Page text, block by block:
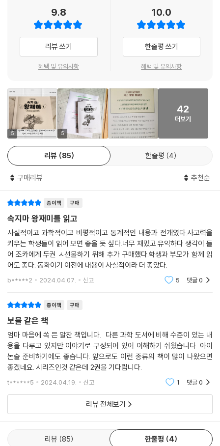
과학 문해력 동화 『속지 마! 왕재미』는 지구 온난화, 코로나19 바이러스,
챗GPT 등 오늘날 우리 사회에서 가장 첨예하면서도 미래에도 여전히 중
요할 이슈를 어린이 스스로 이해하고 판단할 수 있도록 비판적 사고력과
과학적 탐구력을 키워 주는 시리즈다. 독자들은 ‘물고기를 잡아 주었던’ 기
존의 어린이 교양서에서 한 차원 발전하여 ‘물고기를 잡는 법을 알려주는’
넘쳐 나는 정보의 홍수, 쏟아지는 가짜 뉴스의 시대
우리에게 필요한 건 비판적 사고력과 과학적 탐구력!
왕재미는 지구에 불시착하며 보물과도 같은 우주 반지를 잃어버리는 위기
에 처한다. 하지만 반지를 분실한 일보다 더 크나큰 위기는, 마음이 조급하
다는 이유로 개구라가 의도적으로 왜곡한 계약서에 대수롭지 않게 서명한
사기꾼의 술수에 넘어가는 장면을 보며, 언제 어디서나 비판적이고 중립적
가짜 뉴스와 사기 범죄 때문에 신음하는 지구 주민들이 많다는 사실을 깨
달은 왕재미는 그 후 각성하여 각종 뜬소문의 근원을 추적하고, 허위 사실
을 퍼트리는 동물들을 물리치기 시작한다. ‘북극곰의 개체 수가 늘고 있으
니 지구 온난화는 거짓이다’ ‘온실가스를 많이 배출할수록 곡식이 잘 자란
다’ ‘파리 기후 협정 때문에 우리 사회의 발전 속도가 느려지고 있다’와 같
은 주장은 실제로 기후 위기를 부정하는 일부 사람들이 진지하게 설파하는
약은 그 자체로 과학이 앞선 법칙과 원리를 뒤집거나 보완하며 발전하는
과정을 생생하게 보여 준다. 독자들은 왕재미의 멋진 모험과 함께하며 스
스로 비판적 사고력과 과학적 탐구력을 기를 수 있을 것이다.
우리는 작지만, 함께라면 무엇이든 할 수 있어!
개그에 진심인 다영 작가가 펼치는 감동적인 이야기
『속지 마! 왕재미』의 무대 배경인 라이어 시티는 몸집이 큰 동물들이 우대
받고, 조그마한 곤충들은 하찮게 여겨지는 사회다. 소위 ‘강약약강’의 논리
가 만연한 인간 사회를 작게 축소한 듯한 배경 속에서 주인공 왕재미는 몸
집이 작다는 단점을 오히려 어디로든 숨을 수 있다는 장점으로 전환하여
위기를 돌파한다. 더불어 ‘곤충들은 주어진 일이 아닌 무언가 멋진 일을 찾
9.8
리뷰 쓰기
혜택 및 유의사항
10.0
한줄평 쓰기
혜택 및 유의사항
5 5
42
더보기
리뷰 85 한줄평 4
구매리뷰 추천순
종이책 구매
속지마 왕재미를 읽고
사실적이고 과학적이고 비평적이고 통계적인 내용과 전개였다.사고력을
키우는 학생들이 읽어 보면 좋을 듯 싶다.너무 재밌고 유익하다 생각이 들
어 조카에게 두권 ㅅ선물하기 위해 추가 구매했다.학생과 부모가 함께 읽
어도 좋다. 동화이기 이전에 내용이 사실적이라 더 좋았다.
b*****2 2024.04.07. 신고 5 댓글0
종이책 구매
보물 같은 책
엄마 마음에 쏙 든 알찬 책입니다. 다른 과학 도서에 비해 수준이 있는 내
용을 다루고 있지만 이야기로 구성되어 있어 이해하기 쉬웠습니다. 아이
논술 준비하기에도 좋습니다. 앞으로도 이런 종류의 책이 많이 나왔으면
좋겠네요. 시리즈인것 같은데 2권을 기다립니다.
t******5 2024.04.19. 신고 1 댓글0
리뷰 전체보기
리뷰 85 한줄평 4